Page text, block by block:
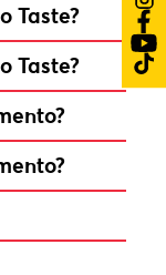
Taste?
Taste?